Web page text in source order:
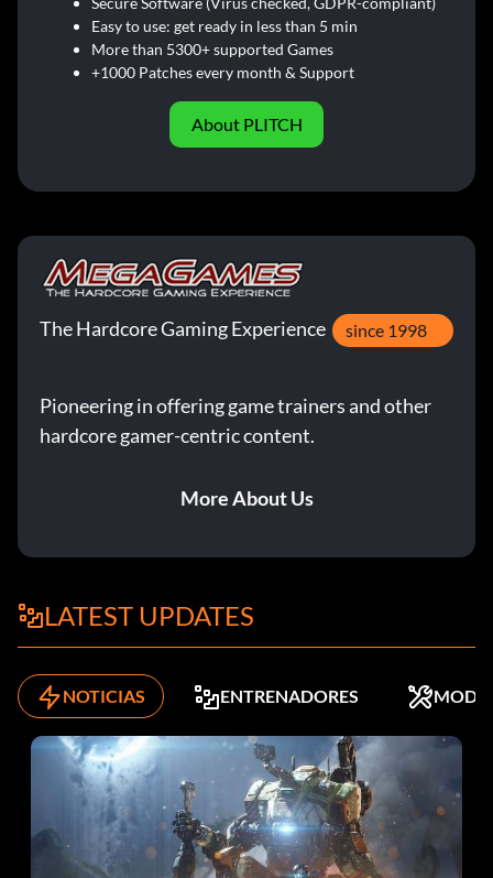
Easy to use: get ready in less than 5 min
More than 5300+ supported Games
+1000 Patches every month & Support
About PLITCH
The Hardcore Gaming Experience since 1998
Pioneering in offering game trainers and other
hardcore gamer-centric content.
More About Us
LATEST UPDATES
NOTICIAS ENTRENADORES MODS